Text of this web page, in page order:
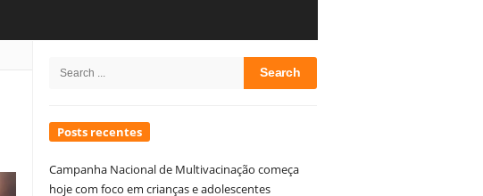
Sidebar
Search
Posts recentes
Campanha Nacional de Multivacinação começa
hoje com foco em crianças e adolescentes